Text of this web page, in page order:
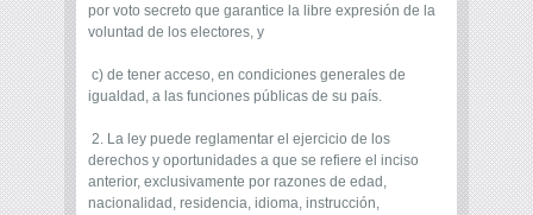
por voto secreto que garantice la libre expresión de la
voluntad de los electores, y
c) de tener acceso, en condiciones generales de
igualdad, a las funciones públicas de su país.
2. La ley puede reglamentar el ejercicio de los
derechos y oportunidades a que se refiere el inciso
anterior, exclusivamente por razones de edad,
nacionalidad, residencia, idioma, instrucción,